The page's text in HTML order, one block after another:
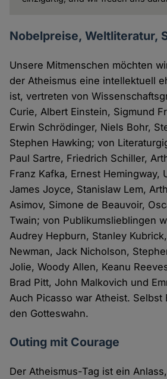
Nobelpreise, Weltliteratur,
Unsere Mitmenschen möchten
der Atheismus eine intellektuell
ist, vertreten von
Curie, Albert Einstein, Sigmund
Erwin Schrödinger, Niels Bohr,
Stephen Hawking; von
Paul Sartre, Friedrich Schiller,
Franz Kafka, Ernest Hemingway,
James Joyce, Stanislaw Lem,
Asimov, Simone de Beauvoir,
Twain; von Publikumslieblingen
Audrey Hepburn, Stanley
Newman, Jack Nicholson,
Jolie, Woody Allen, Keanu
Brad Pitt, John Malkovich und
Auch Picasso war Atheist. Selbst
den Gotteswahn.
Outing mit Courage
Der Atheismus-Tag ist ein